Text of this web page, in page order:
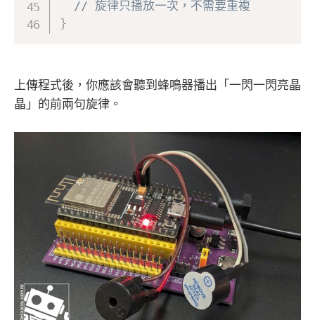
// 旋律只播放一次，不需要重複
}
上傳程式後，你應該會聽到蜂鳴器播出「一閃一閃亮晶
晶」的前兩句旋律。